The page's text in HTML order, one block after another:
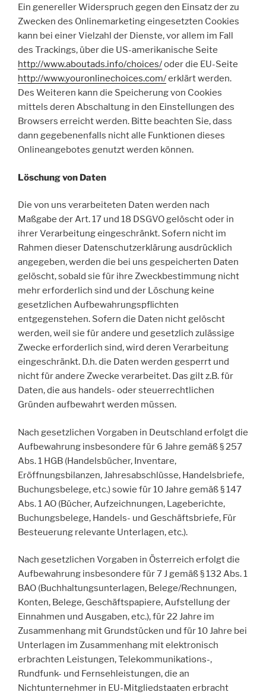
Ein genereller Widerspruch gegen den Einsatz der zu
Zwecken des Onlinemarketing eingesetzten Cookies
kann bei einer Vielzahl der Dienste, vor allem im Fall
des Trackings, über die US-amerikanische Seite
http://www.aboutads.info/choices/oder die EU-Seite
http://www.youronlinechoices.com/erklärt werden.
Des Weiteren kann die Speicherung von Cookies
mittels deren Abschaltung in den Einstellungen des
Browsers erreicht werden. Bitte beachten Sie, dass
dann gegebenenfalls nicht alle Funktionen dieses
Onlineangebotes genutzt werden können.
Löschung von Daten
Die von uns verarbeiteten Daten werden nach
Maßgabe der Art. 17 und 18 DSGVO gelöscht oder in
ihrer Verarbeitung eingeschränkt. Sofern nicht im
Rahmen dieser Datenschutzerklärung ausdrücklich
angegeben, werden die bei uns gespeicherten Daten
gelöscht, sobald sie für ihre Zweckbestimmung nicht
mehr erforderlich sind und der Löschung keine
gesetzlichen Aufbewahrungspflichten
entgegenstehen. Sofern die Daten nicht gelöscht
werden, weil sie für andere und gesetzlich zulässige
Zwecke erforderlich sind, wird deren Verarbeitung
eingeschränkt. D.h. die Daten werden gesperrt und
nicht für andere Zwecke verarbeitet. Das gilt z.B. für
Daten, die aus handels- oder steuerrechtlichen
Gründen aufbewahrt werden müssen.
Nach gesetzlichen Vorgaben in Deutschland erfolgt die
Aufbewahrung insbesondere für 6 Jahre gemäß § 257
Abs. 1 HGB (Handelsbücher, Inventare,
Eröffnungsbilanzen, Jahresabschlüsse, Handelsbriefe,
Buchungsbelege, etc.) sowie für 10 Jahre gemäß § 147
Abs. 1 AO (Bücher, Aufzeichnungen, Lageberichte,
Buchungsbelege, Handels- und Geschäftsbriefe, Für
Besteuerung relevante Unterlagen, etc.).
Nach gesetzlichen Vorgaben in Österreich erfolgt die
Aufbewahrung insbesondere für 7 J gemäß § 132 Abs. 1
BAO (Buchhaltungsunterlagen, Belege/Rechnungen,
Konten, Belege, Geschäftspapiere, Aufstellung der
Einnahmen und Ausgaben, etc.), für 22 Jahre im
Zusammenhang mit Grundstücken und für 10 Jahre bei
Unterlagen im Zusammenhang mit elektronisch
erbrachten Leistungen, Telekommunikations-,
Rundfunk- und Fernsehleistungen, die an
Nichtunternehmer in EU-Mitgliedstaaten erbracht